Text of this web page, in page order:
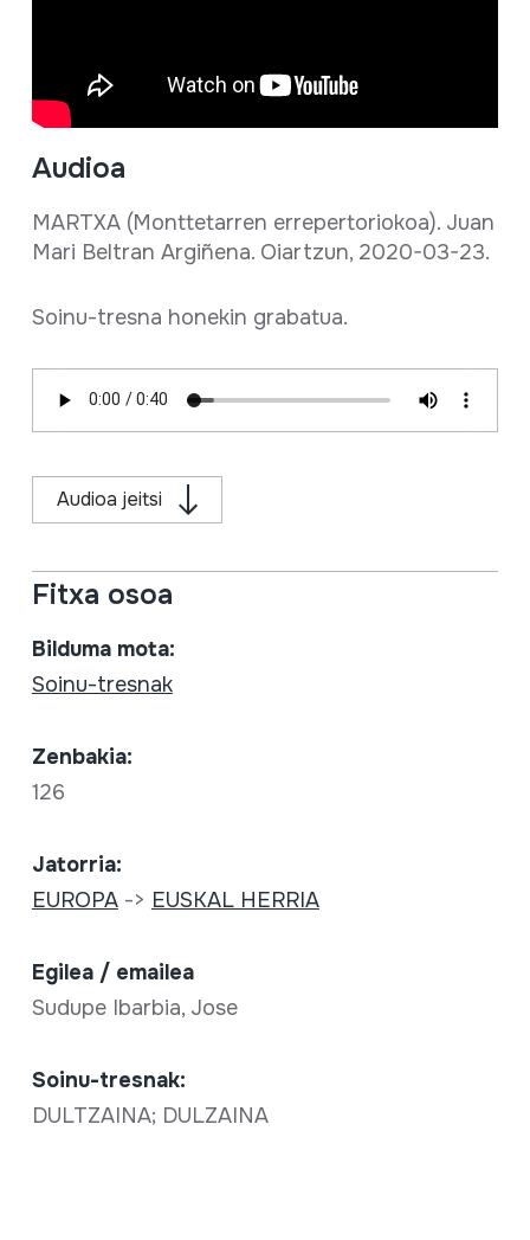
Audioa
MARTXA (Monttetarren errepertoriokoa). Juan
Mari Beltran Argiñena. Oiartzun, 2020-03-23.
Soinu-tresna honekin grabatua.
Audioa jeitsi
Fitxa osoa
Bilduma mota:
Soinu-tresnak
Zenbakia:
126
Jatorria:
EUROPA-> EUSKAL HERRIA
Egilea / emailea
Sudupe Ibarbia, Jose
Soinu-tresnak:
DULTZAINA; DULZAINA